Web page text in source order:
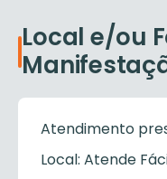
Local e/ou
Atendimento
Local: Atende